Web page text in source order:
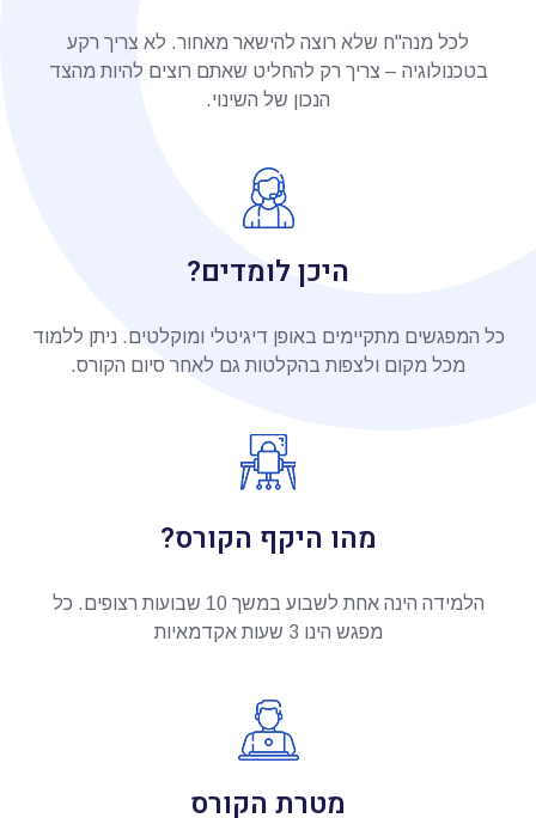
לכל מנה"ח שלא רוצה להישאר מאחור. לא צריך רקע
בטכנולוגיה – צריך רק להחליט שאתם רוצים להיות מהצד
הנכון של השינוי.
היכן לומדים?
כל המפגשים מתקיימים באופן דיגיטלי ומוקלטים. ניתן ללמוד
מכל מקום ולצפות בהקלטות גם לאחר סיום הקורס.
מהו היקף הקורס?
הלמידה הינה אחת לשבוע במשך 10 שבועות רצופים. כל
מפגש הינו 3 שעות אקדמאיות
מטרת הקורס